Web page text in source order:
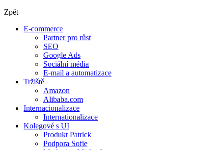
Zpět
E-commerce
Partner pro růst
SEO
Google Ads
Sociální média
E-mail a automatizace
Tržiště
Amazon
Alibaba.com
Internacionalizace
Internationalizace
Kolegové s UI
Produkt Patrick
Podpora Sofie